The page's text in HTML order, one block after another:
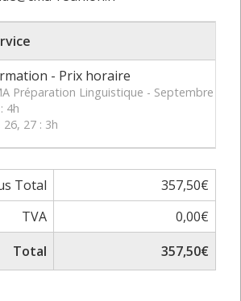
- Prix horaire
Préparation Linguistique - Septembre
4h
26, 27 : 3h
Total
357,50€
TVA
0,00€
Total
357,50€